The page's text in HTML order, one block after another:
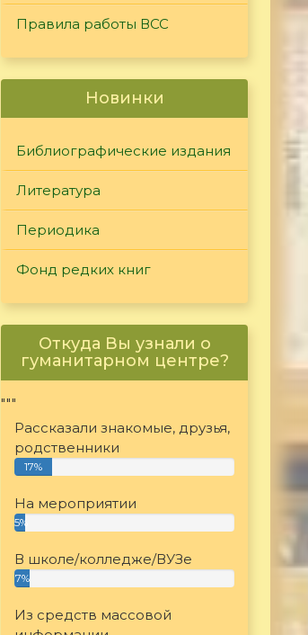
Правила работы ВСС
Новинки
Библиографические издания
Литература
Периодика
Фонд редких книг
Откуда Вы узнали о
гуманитарном центре?
"""
Рассказали знакомые, друзья,
родственники
17%
На мероприятии
5%
В школе/колледже/ВУЗе
7%
Из средств массовой